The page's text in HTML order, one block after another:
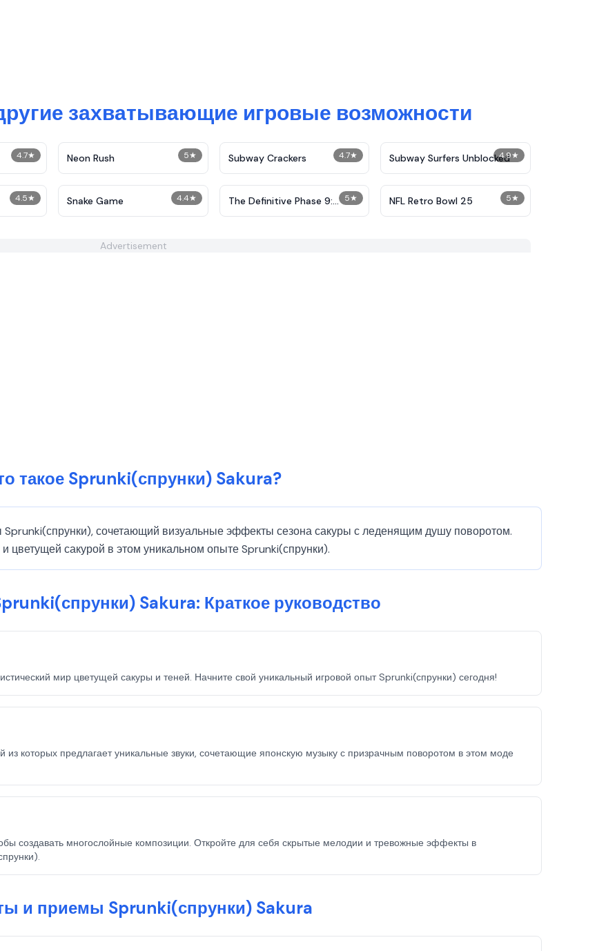
захватывающие игровые возможности
4.7★ 5★
Neon Rush 4.7★
Subway Crackers 4.9★
Subway Surfers Unblocked
4.5★ 4.4★
Snake Game 5★
The Definitive Phase 9:
Demolition
5★
NFL Retro Bowl 25
Advertisement
такое Sprunki(спрунки) Sakura?
сочетающий визуальные эффекты сезона сакуры с леденящим душу поворотом.
цветущей сакурой в этом уникальном опыте Sprunki(спрунки).
Sakura: Краткое руководство
мир цветущей сакуры и теней. Начните свой уникальный игровой опыт Sprunki(спрунки) сегодня!
которых предлагает уникальные звуки, сочетающие японскую музыку с призрачным поворотом в этом моде
создавать многослойные композиции. Откройте для себя скрытые мелодии и тревожные эффекты в
и приемы Sprunki(спрунки) Sakura